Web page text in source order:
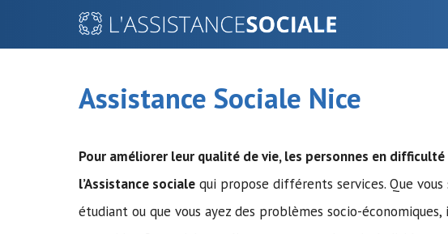
Assistance Sociale Nice
Pour améliorer leur qualité de vie, les personnes en
l’Assistance sociale qui propose différents services. Que
étudiant ou que vous ayez des problèmes socio-